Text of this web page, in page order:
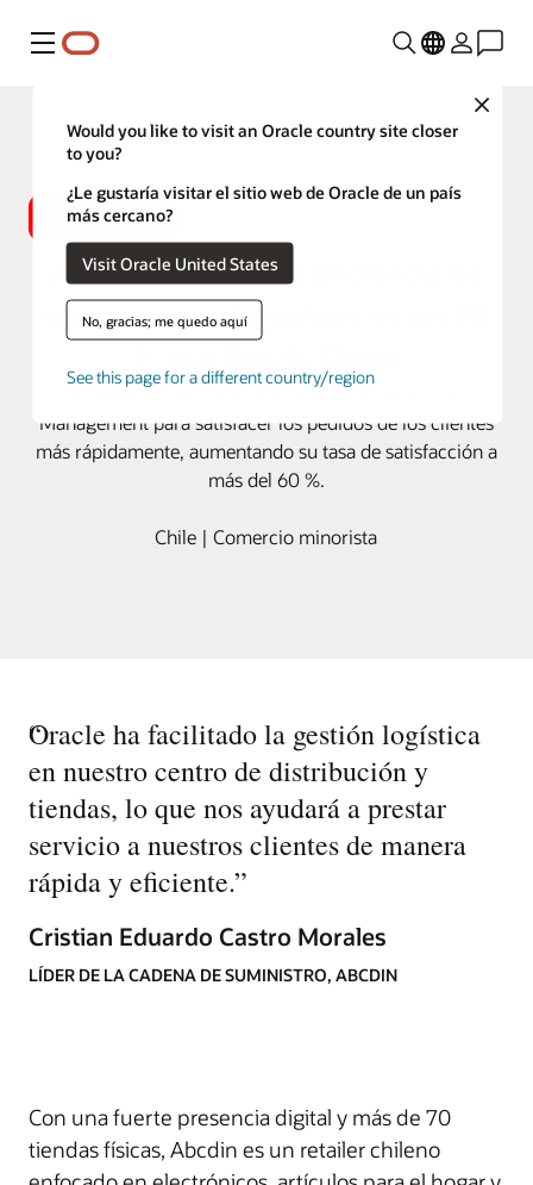
Menú
Close
Would you like to visit an Oracle country site closer
to you?
¿Le gustaría visitar el sitio web de Oracle de un país
más cercano?
Visit Oracle United States
No, gracias; me quedo aquí
See this page for a different country/region
Abcdin aumenta la eficiencia de
sus procesos logísticos en un 20
El retailer chileno confía en Oracle Warehouse
Management para satisfacer los pedidos de los clientes
más rápidamente, aumentando su tasa de satisfacción a
más del 60 %.
Chile | Comercio minorista
“
Oracle ha facilitado la gestión logística
en nuestro centro de distribución y
tiendas, lo que nos ayudará a prestar
servicio a nuestros clientes de manera
rápida y eficiente.”
Cristian Eduardo Castro Morales
LÍDER DE LA CADENA DE SUMINISTRO, ABCDIN
Con una fuerte presencia digital y más de 70
tiendas físicas, Abcdin es un retailer chileno